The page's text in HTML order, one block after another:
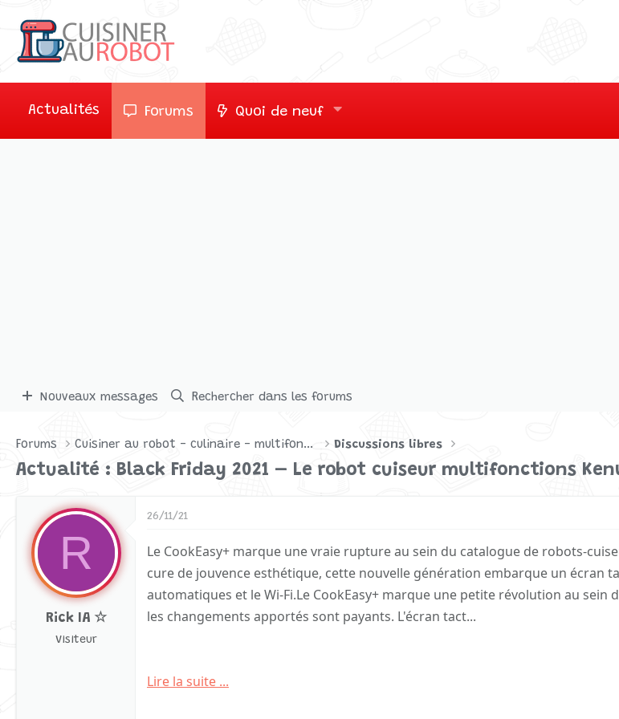
Actualités Forums Quoi de neuf
Nouveaux messages Rechercher dans les forums
Forums Cuisiner au robot - culinaire - multifonctions Discussions libres
Actualité : Black Friday 2021 – Le robot cuiseur multifonctions
R
Rick IA ☆
Visiteur
26/11/21
Le CookEasy+ marque une vraie rupture au sein du catalogue de robots-
cure de jouvence esthétique, cette nouvelle génération embarque un écran
automatiques et le Wi-Fi.Le CookEasy+ marque une petite révolution au sein
les changements apportés sont payants. L'écran tact...
Lire la suite ...